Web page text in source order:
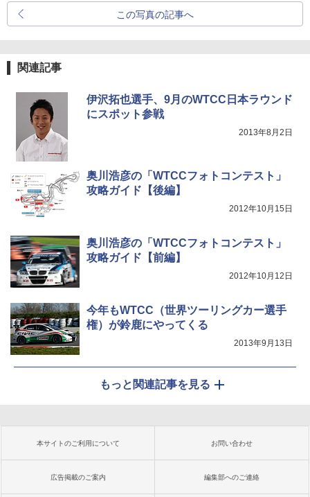
この写真の記事へ
関連記事
伊沢拓也選手、9月のWTCC日本ラウンド
にスポット参戦
2013年8月2日
奥川浩彦の「WTCCフォトコンテスト」
攻略ガイド【後編】
2012年10月15日
奥川浩彦の「WTCCフォトコンテスト」
攻略ガイド【前編】
2012年10月12日
今年もWTCC（世界ツーリングカー選手
権）が鈴鹿にやってくる
2013年9月13日
もっと関連記事を見る
本サイトのご利用について お問い合わせ
広告掲載のご案内 編集部へのご連絡